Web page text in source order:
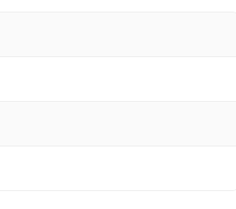
ということなので、事前にマストで